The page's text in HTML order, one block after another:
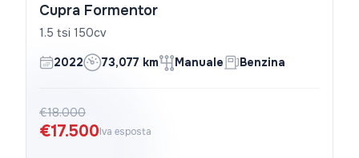
Cupra Formentor
1.5 tsi 150cv
2022 73,077 km Manuale Benzina
€18.000
€17.500Iva esposta